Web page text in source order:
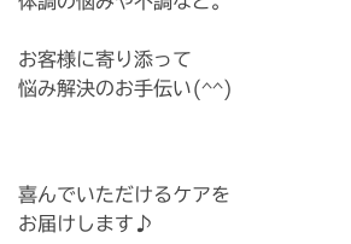
お客様に寄り添って
悩み解決のお手伝い(^^)
喜んでいただけるケアを
お届けします♪